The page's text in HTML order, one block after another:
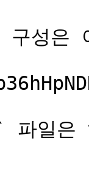
구성은
일은